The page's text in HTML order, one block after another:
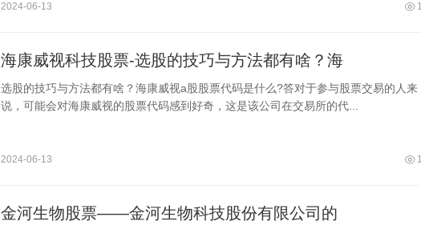
2024-06-13
海康威视科技股票-选股的技巧与方法都有啥？海
选股的技巧与方法都有啥？海康威视a股股票代码是什么?答对于参与股票交易的人来
说，可能会对海康威视的股票代码感到好奇，这是该公司在交易所的代...
2024-06-13
金河生物股票——金河生物科技股份有限公司的